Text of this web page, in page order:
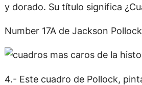
y dorado. Su título significa
Number 17A de Jackson Pollock
4.- Este cuadro de Pollock,